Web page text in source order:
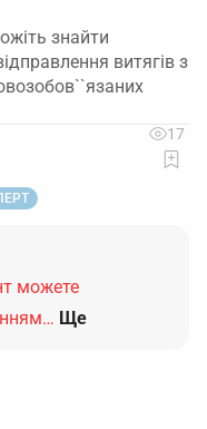
знайти
витягів з
17
можете
Ще